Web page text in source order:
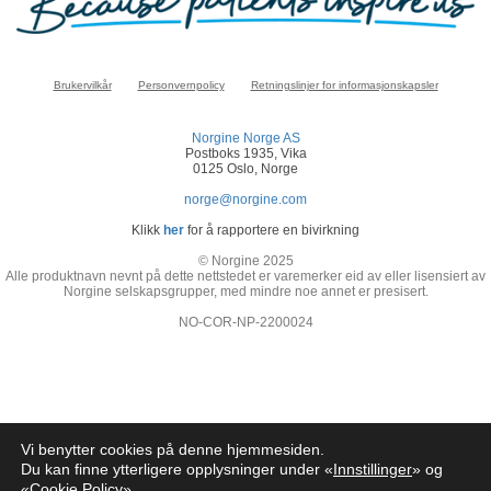
Brukervilkår Personvernpolicy Retningslinjer for informasjonskapsler
Norgine Norge AS
Postboks 1935, Vika
0125 Oslo, Norge
norge@norgine.com
Klikk her for å rapportere en bivirkning
© Norgine 2025
Alle produktnavn nevnt på dette nettstedet er varemerker eid av eller lisensiert av
Norgine selskapsgrupper, med mindre noe annet er presisert.
NO-COR-NP-2200024
Vi benytter cookies på denne hjemmesiden.
Du kan finne ytterligere opplysninger under «Innstillinger» og